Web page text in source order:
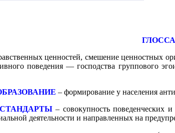
ценностей, смешение ценностных
поведения — господства группового
– формирование у населения
– совокупность поведенческих
деятельности и направленных на